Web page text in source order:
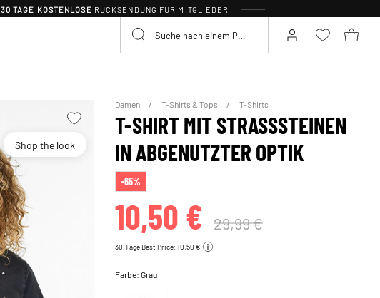
30 TAGE KOSTENLOSE RÜCKSENDUNG FÜR MITGLIEDER
Shop the look
Damen T-Shirts & Tops T-Shirts
T-SHIRT MIT STRASSSTEINEN
IN ABGENUTZTER OPTIK
-65%
10,50 € 29,99 €
30-Tage Best Price: 10,50 €
Farbe:Grau